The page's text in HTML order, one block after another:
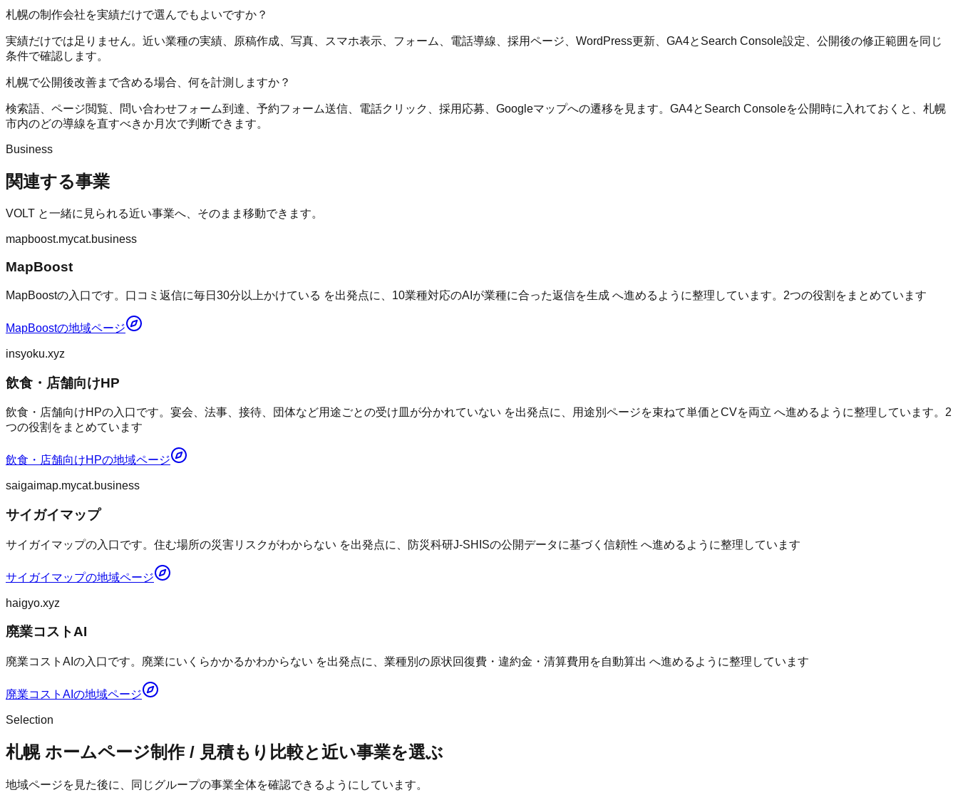
札幌の制作会社を実績だけで選んでもよいですか？
実績だけでは足りません。近い業種の実績、原稿作成、写真、スマホ表示、フォーム、電話導線、採用ページ、WordPress更新、GA4とSearch Console設定、公開後の修正範囲を同じ
条件で確認します。
札幌で公開後改善まで含める場合、何を計測しますか？
検索語、ページ閲覧、問い合わせフォーム到達、予約フォーム送信、電話クリック、採用応募、Googleマップへの遷移を見ます。GA4とSearch Consoleを公開時に入れておくと、札幌
市内のどの導線を直すべきか月次で判断できます。
Business
関連する事業
VOLT と一緒に見られる近い事業へ、そのまま移動できます。
mapboost.mycat.business
MapBoost
MapBoostの入口です。口コミ返信に毎日30分以上かけている を出発点に、10業種対応のAIが業種に合った返信を生成 へ進めるように整理しています。2つの役割をまとめています
MapBoostの地域ページ
insyoku.xyz
飲食・店舗向けHP
飲食・店舗向けHPの入口です。宴会、法事、接待、団体など用途ごとの受け皿が分かれていない を出発点に、用途別ページを束ねて単価とCVを両立 へ進めるように整理しています。2
つの役割をまとめています
飲食・店舗向けHPの地域ページ
saigaimap.mycat.business
サイガイマップ
サイガイマップの入口です。住む場所の災害リスクがわからない を出発点に、防災科研J-SHISの公開データに基づく信頼性 へ進めるように整理しています
サイガイマップの地域ページ
haigyo.xyz
廃業コストAI
廃業コストAIの入口です。廃業にいくらかかるかわからない を出発点に、業種別の原状回復費・違約金・清算費用を自動算出 へ進めるように整理しています
廃業コストAI の地域ページ
Selection
札幌 ホームページ制作 / 見積もり比較と近い事業を選ぶ
地域ページを見た後に、同じグループの事業全体を確認できるようにしています。